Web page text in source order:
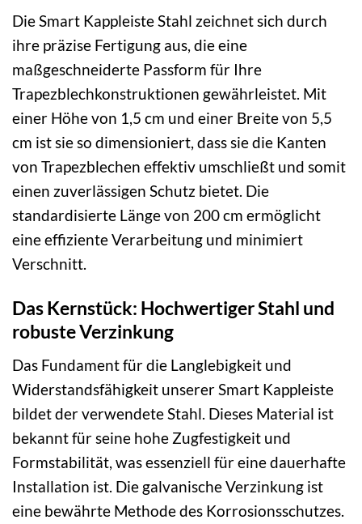
Die Smart Kappleiste Stahl zeichnet sich durch
ihre präzise Fertigung aus, die eine
maßgeschneiderte Passform für Ihre
Trapezblechkonstruktionen gewährleistet. Mit
einer Höhe von 1,5 cm und einer Breite von 5,5
cm ist sie so dimensioniert, dass sie die Kanten
von Trapezblechen effektiv umschließt und somit
einen zuverlässigen Schutz bietet. Die
standardisierte Länge von 200 cm ermöglicht
eine effiziente Verarbeitung und minimiert
Verschnitt.
Das Kernstück: Hochwertiger Stahl und
robuste Verzinkung
Das Fundament für die Langlebigkeit und
Widerstandsfähigkeit unserer Smart Kappleiste
bildet der verwendete Stahl. Dieses Material ist
bekannt für seine hohe Zugfestigkeit und
Formstabilität, was essenziell für eine dauerhafte
Installation ist. Die galvanische Verzinkung ist
eine bewährte Methode des Korrosionsschutzes.